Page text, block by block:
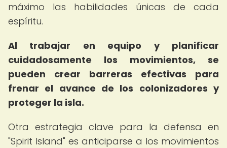
máximo las habilidades únicas de cada
espíritu.
Al trabajar en equipo y planificar
cuidadosamente los movimientos, se
pueden crear barreras efectivas para
frenar el avance de los colonizadores y
proteger la isla.
Otra estrategia clave para la defensa en
"Spirit Island" es anticiparse a los movimientos